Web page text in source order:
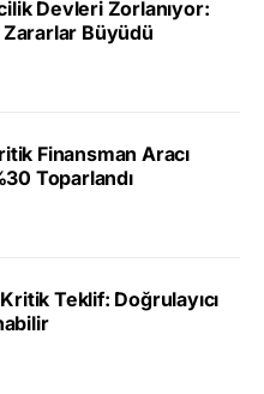
Devleri Zorlanıyor:
Büyüdü
Finansman Aracı
Toparlandı
Teklif: Doğrulayıcı